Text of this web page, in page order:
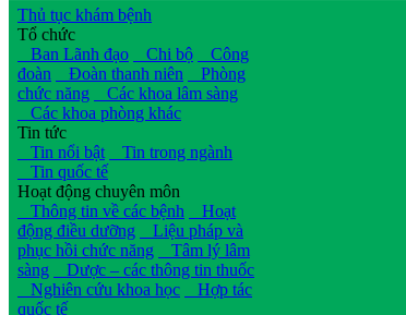
Thủ tục khám bệnh
Tổ chức
Ban Lãnh đạo
Chi bộ
Công
đoàn
Đoàn thanh niên
Phòng
chức năng
Các khoa lâm sàng
Các khoa phòng khác
Tin tức
Tin nổi bật
Tin trong ngành
Tin quốc tế
Hoạt động chuyên môn
Thông tin về các bệnh
Hoạt
động điều dưỡng
Liệu pháp và
phục hồi chức năng
Tâm lý lâm
sàng
Dược – các thông tin thuốc
Nghiên cứu khoa học
Hợp tác
quốc tế